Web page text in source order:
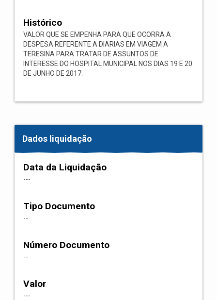
Histórico
VALOR QUE SE EMPENHA PARA QUE OCORRA A
DESPESA REFERENTE A DIARIAS EM VIAGEM A
TERESINA PARA TRATAR DE ASSUNTOS DE
INTERESSE DO HOSPITAL MUNICIPAL NOS DIAS 19 E 20
DE JUNHO DE 2017.
Dados liquidação
Data da Liquidação
---
Tipo Documento
--
Número Documento
--
Valor
---